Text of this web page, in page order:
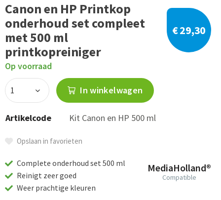
Canon en HP Printkop
onderhoud set compleet
met 500 ml
printkopreiniger
€ 29,30
Op voorraad
In winkelwagen
Artikelcode Kit Canon en HP 500 ml
Opslaan in favorieten
MediaHolland®
Compatible
Complete onderhoud set 500 ml
Reinigt zeer goed
Weer prachtige kleuren